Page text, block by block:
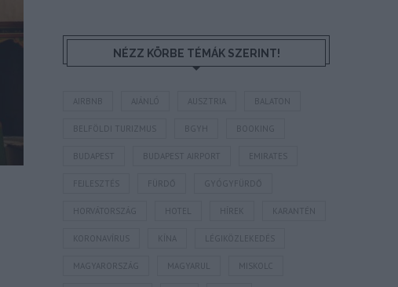
NÉZZ KÖRBE TÉMÁK SZERINT!
AIRBNB AJÁNLÓ AUSZTRIA BALATON
BELFÖLDI TURIZMUS BGYH BOOKING
BUDAPEST BUDAPEST AIRPORT EMIRATES
FEJLESZTÉS FÜRDŐ GYÓGYFÜRDŐ
HORVÁTORSZÁG HOTEL HÍREK KARANTÉN
KORONAVÍRUS KÍNA LÉGIKÖZLEKEDÉS
MAGYARORSZÁG MAGYARUL MISKOLC